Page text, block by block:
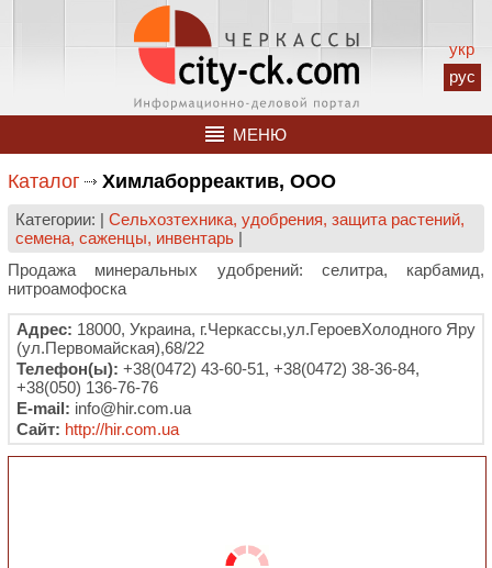
укр
рус
МЕНЮ
Каталог Химлаборреактив, ООО
Категории: | Сельхозтехника, удобрения, защита растений,
семена, саженцы, инвентарь |
Продажа минеральных удобрений: селитра, карбамид,
нитроамофоска
Адрес: 18000, Украина, г.Черкассы,ул.ГероевХолодного Яру
(ул.Первомайская),68/22
Телефон(ы): +38(0472) 43-60-51, +38(0472) 38-36-84,
+38(050) 136-76-76
E-mail: info@hir.com.ua
Сайт: http://hir.com.ua